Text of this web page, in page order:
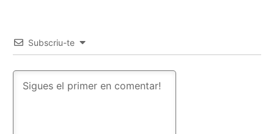
Subscriu-te